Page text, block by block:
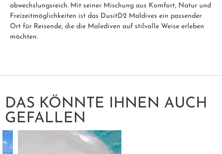
abwechslungsreich. Mit seiner Mischung aus Komfort, Natur und
Freizeitmöglichkeiten ist das DusitD2 Maldives ein passender
Ort für Reisende, die die Malediven auf stilvolle Weise erleben
möchten.
DAS KÖNNTE IHNEN AUCH
GEFALLEN